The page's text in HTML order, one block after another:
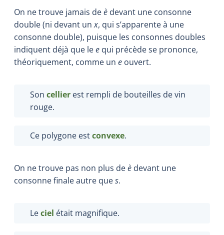
On ne trouve jamais deè devant une consonne
double (ni devant unx, qui s’apparente à une
consonne double), puisque les consonnes doubles
indiquent déjà que lee qui précède se prononce,
théoriquement, comme un e ouvert.
Son cellier est rempli de bouteilles de vin
rouge.
Ce polygone estconvexe.
On ne trouve pas non plus deè devant une
consonne finale autre ques.
Leciel était magnifique.